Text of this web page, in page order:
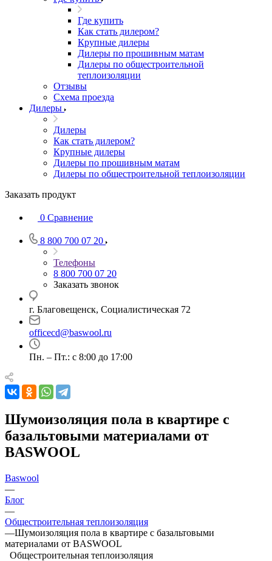
Где купить
Как стать дилером?
Крупные дилеры
Дилеры по прошивным матам
Дилеры по общестроительной
теплоизоляции
Отзывы
Схема проезда
Дилеры
Дилеры
Как стать дилером?
Крупные дилеры
Дилеры по прошивным матам
Дилеры по общестроительной теплоизоляции
Заказать продукт
0 Сравнение
8 800 700 07 20
Телефоны
8 800 700 07 20
Заказать звонок
г. Благовещенск, Социалистическая 72
officecd@baswool.ru
Пн. – Пт.: с 8:00 до 17:00
Шумоизоляция пола в квартире с
базальтовыми материалами от
BASWOOL
Baswool
—
Блог
—
Общестроительная теплоизоляция
—Шумоизоляция пола в квартире с базальтовыми
материалами от BASWOOL
Общестроительная теплоизоляция